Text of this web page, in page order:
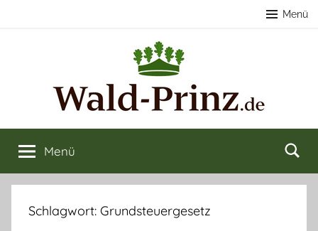
Menü
Nachhaltige
Forstwirtschaft
Wald
kaufen
verkaufen
Menü
Schlagwort: Grundsteuergesetz